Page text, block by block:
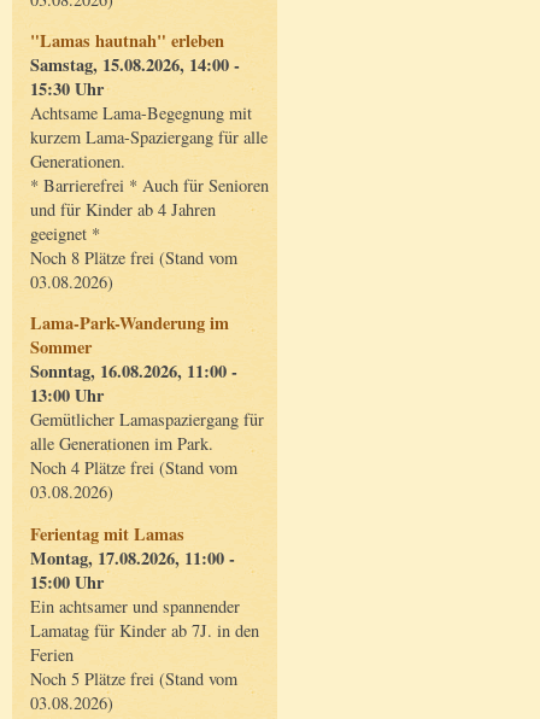
"Lamas hautnah" erleben
Samstag, 15.08.2026, 14:00 -
15:30 Uhr
Achtsame Lama-Begegnung mit
kurzem Lama-Spaziergang für alle
Generationen.
* Barrierefrei * Auch für Senioren
und für Kinder ab 4 Jahren
geeignet *
Noch 8 Plätze frei (Stand vom
03.08.2026)
Lama-Park-Wanderung im
Sommer
Sonntag, 16.08.2026, 11:00 -
13:00 Uhr
Gemütlicher Lamaspaziergang für
alle Generationen im Park.
Noch 4 Plätze frei (Stand vom
03.08.2026)
Ferientag mit Lamas
Montag, 17.08.2026, 11:00 -
15:00 Uhr
Ein achtsamer und spannender
Lamatag für Kinder ab 7J. in den
Ferien
Noch 5 Plätze frei (Stand vom
03.08.2026)